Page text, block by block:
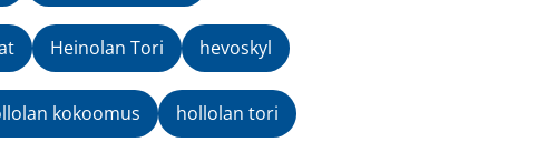
Heinolan Tori hevoskyl
kokoomus hollolan tori